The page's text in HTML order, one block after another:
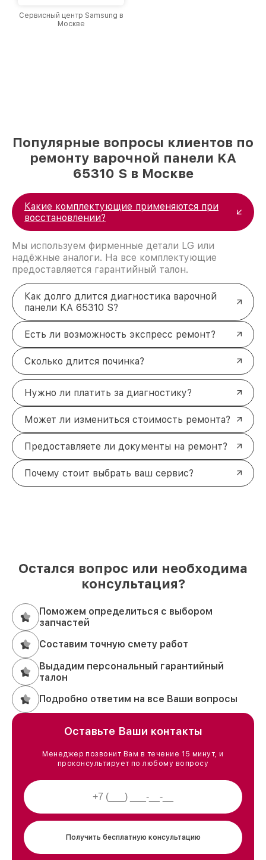
Сервисный центр Samsung в
Москве
Популярные вопросы клиентов по
ремонту варочной панели KA
65310 S в Москве
Какие комплектующие применяются при
восстановлении?
Мы используем фирменные детали LG или
надёжные аналоги. На все комплектующие
предоставляется гарантийный талон.
Как долго длится диагностика варочной
панели KA 65310 S?
Есть ли возможность экспресс ремонт?
Сколько длится починка?
Нужно ли платить за диагностику?
Может ли измениться стоимость ремонта?
Предоставляете ли документы на ремонт?
Почему стоит выбрать ваш сервис?
Остался вопрос или необходима
консультация?
Поможем определиться с выбором
запчастей
Составим точную смету работ
Выдадим персональный гарантийный
талон
Подробно ответим на все Ваши вопросы
Оставьте Ваши контакты
Менеджер позвонит Вам в течение 15 минут, и
проконсультирует по любому вопросу
Получить бесплатную консультацию